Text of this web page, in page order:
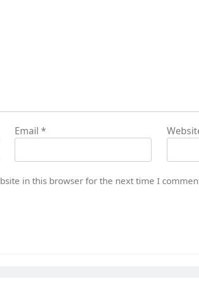
Email *
in this browser for the next time I